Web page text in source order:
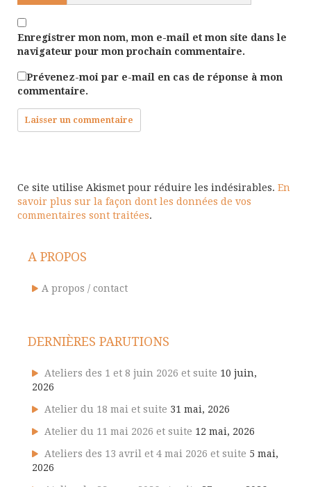
Enregistrer mon nom, mon e-mail et mon site dans le
navigateur pour mon prochain commentaire.
Prévenez-moi par e-mail en cas de réponse à mon
commentaire.
Ce site utilise Akismet pour réduire les indésirables. En
savoir plus sur la façon dont les données de vos
commentaires sont traitées.
A PROPOS
A propos / contact
DERNIÈRES PARUTIONS
Ateliers des 1 et 8 juin 2026 et suite 10 juin,
2026
Atelier du 18 mai et suite 31 mai, 2026
Atelier du 11 mai 2026 et suite 12 mai, 2026
Ateliers des 13 avril et 4 mai 2026 et suite 5 mai,
2026